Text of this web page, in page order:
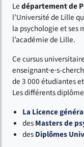
Ledépartement de
l’Université de Lille
la psychologie et ses
l’académie de Lille.
Ce cursus
enseignant·e·s-
de 3 000 étudiantes
Les différents
La Licence
desMasters de
desDiplômes